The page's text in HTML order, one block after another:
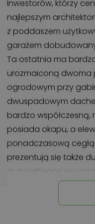
Inwestorów, którzy
najlepszym
z poddaszem
garażem
Ta ostatnia ma
urozmaiconą dwoma
ogrodowym przy
dwuspadowym
bardzo
posiada okapu, a
ponadczasową
prezentują się także
doświetlające
Dom Atrakcyjny 2
kompaktową bryłą,